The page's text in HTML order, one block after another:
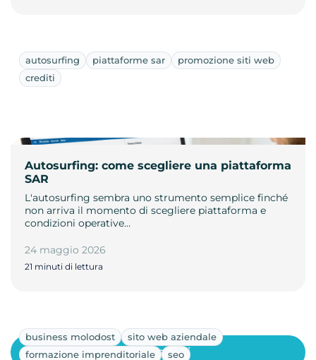
autosurfing piattaforme sar
promozione siti web
crediti
Autosurfing: come scegliere una piattaforma
SAR
L'autosurfing sembra uno strumento semplice finché
non arriva il momento di scegliere piattaforma e
condizioni operative…
24 maggio 2026
21 minuti di lettura
business molodost
sito web aziendale
formazione imprenditoriale
seo
Mostra altri